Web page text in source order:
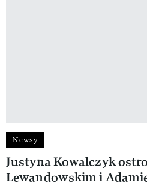
Newsy
Justyna Kowalczyk
Lewandowskim i